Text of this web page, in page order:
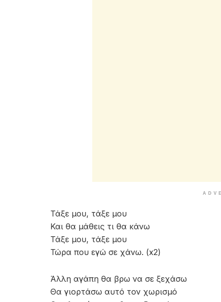
Τάξε μου, τάξε μου
Και θα μάθεις τι θα κάνω
Τάξε μου, τάξε μου
Τώρα που εγώ σε χάνω. (x2)
Άλλη αγάπη θα βρω να σε ξεχάσω
Θα γιορτάσω αυτό τον χωρισμό